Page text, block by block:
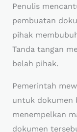
Penulis
pembuatan
pihak
Tanda tangan
belah pihak.
Pemerintah
untuk dokumen
menempelkan
dokumen